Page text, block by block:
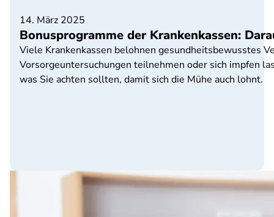
14. März 2025
Bonusprogramme der Krankenkassen:
Viele Krankenkassen belohnen gesundheitsbewusstes
Vorsorgeuntersuchungen teilnehmen oder sich impfen
was Sie achten sollten, damit sich die Mühe auch lohnt.